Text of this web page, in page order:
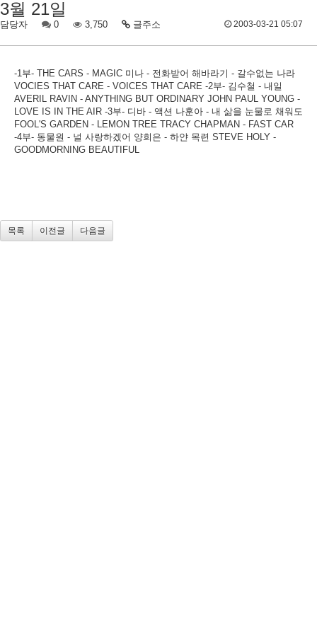
3월 21일
담당자 0 3,750 글주소 2003-03-21 05:07
-1부- THE CARS - MAGIC 미나 - 전화받어 해바라기 - 갈수없는 나라
VOCIES THAT CARE - VOICES THAT CARE -2부- 김수철 - 내일
AVERIL RAVIN - ANYTHING BUT ORDINARY JOHN PAUL YOUNG -
LOVE IS IN THE AIR -3부- 디바 - 액션 나훈아 - 내 삶을 눈물로 채워도
FOOL'S GARDEN - LEMON TREE TRACY CHAPMAN - FAST CAR
-4부- 동물원 - 널 사랑하겠어 양희은 - 하얀 목련 STEVE HOLY -
GOODMORNING BEAUTIFUL
목록 이전글 다음글